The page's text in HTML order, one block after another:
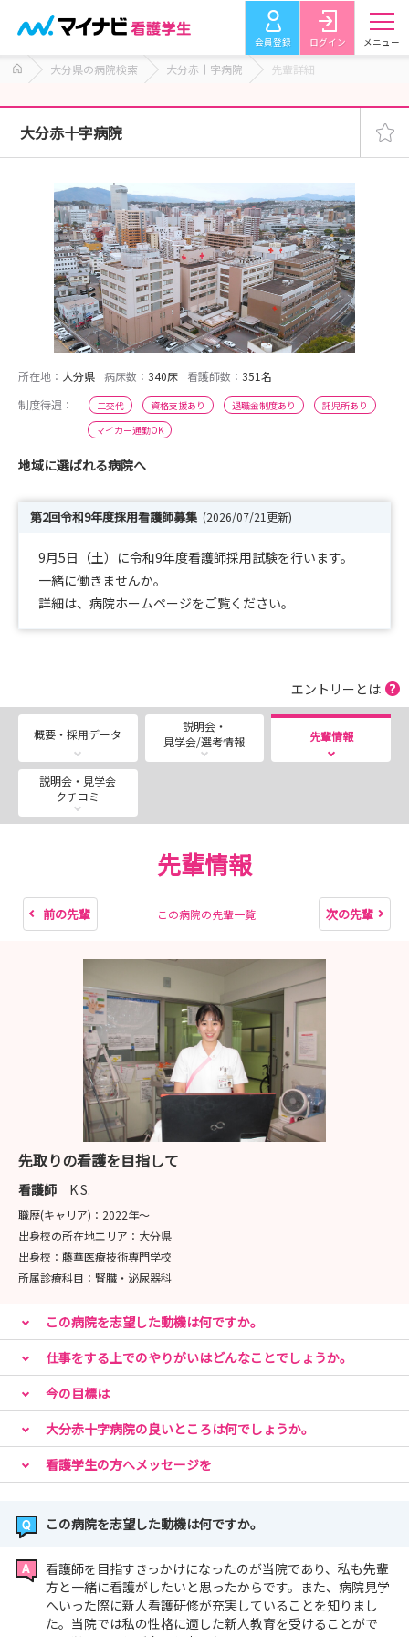
会員登録 ログイン メニュー
大分県の病院検索 大分赤十字病院 先輩詳細
大分赤十字病院
所在地： 大分県 病床数： 340床 看護師数： 351名
制度待遇：
二交代 資格支援あり 退職金制度あり
託児所あり
マイカー通勤OK
地域に選ばれる病院へ
第2回令和9年度採用看護師募集 (2026/07/21更新)
9月5日（土）に令和9年度看護師採用試験を行います。
一緒に働きませんか。
詳細は、病院ホームページをご覧ください。
エントリーとは
概要・採用データ
説明会・
見学会/選考情報
先輩情報
説明会・見学会
クチコミ
先輩情報
前の先輩 この病院の先輩一覧 次の先輩
先取りの看護を目指して
看護師 K.S.
職歴(キャリア)： 2022年〜
出身校の所在地エリア： 大分県
出身校： 藤華医療技術専門学校
所属診療科目： 腎臓・泌尿器科
この病院を志望した動機は何ですか。
仕事をする上でのやりがいはどんなことでしょうか。
今の目標は
大分赤十字病院の良いところは何でしょうか。
看護学生の方へメッセージを
この病院を志望した動機は何ですか。
看護師を目指すきっかけになったのが当院であり、私も先輩
方と一緒に看護がしたいと思ったからです。また、病院見学
へいった際に新人看護研修が充実していることを知りまし
た。当院では私の性格に適した新人教育を受けることがで